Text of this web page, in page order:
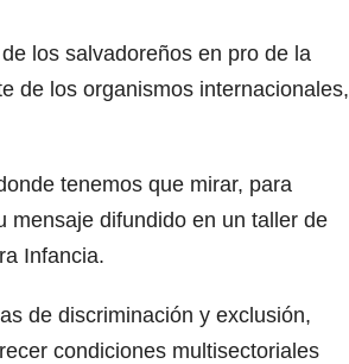
los salvadoreños en pro de la
de los organismos internacionales,
tenemos que mirar, para
mensaje difundido en un taller de
Infancia.
de discriminación y exclusión,
condiciones multisectoriales